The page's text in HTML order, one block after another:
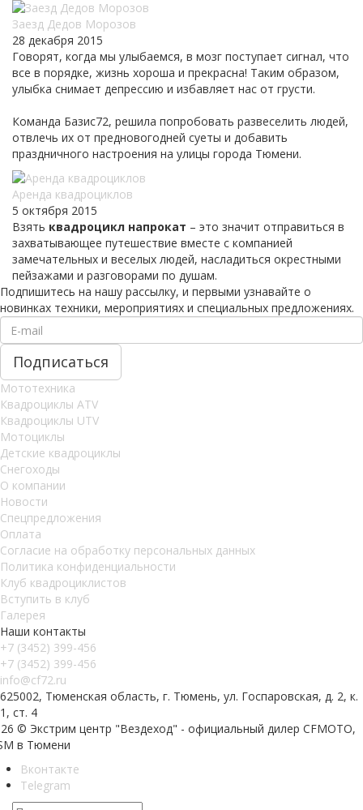
Заезд Дедов Морозов
28 декабря 2015
Говорят, когда мы улыбаемся, в мозг поступает сигнал, что
все в порядке, жизнь хороша и прекрасна! Таким образом,
улыбка снимает депрессию и избавляет нас от грусти.
Команда Базис72, решила попробовать развеселить людей,
отвлечь их от предновогодней суеты и добавить
праздничного настроения на улицы города Тюмени.
Аренда квадроциклов
5 октября 2015
Взять квадроцикл напрокат – это значит отправиться в
захватывающее путешествие вместе с компанией
замечательных и веселых людей, насладиться окрестными
пейзажами и разговорами по душам.
Подпишитесь на нашу рассылку, и первыми узнавайте о
новинках техники, мероприятиях и специальных предложениях.
Мототехника
Квадроциклы ATV
Квадроциклы UTV
Мотоциклы
Детские квадроциклы
Снегоходы
О компании
Новости
Спецпредложения
Оплата
Согласие на обработку персональных данных
Политика конфиденциальности
Клуб квадроциклистов
Вступить в клуб
Галерея
Наши контакты
+7 (3452) 399-456
+7 (3452) 399-456
info@cf72.ru
625002, Тюменская область, г. Тюмень, ул. Госпаровская, д. 2, к.
1, ст. 4
© Экстрим центр "Вездеход" - официальный дилер CFMOTO,
в Тюмени
Вконтакте
Telegram